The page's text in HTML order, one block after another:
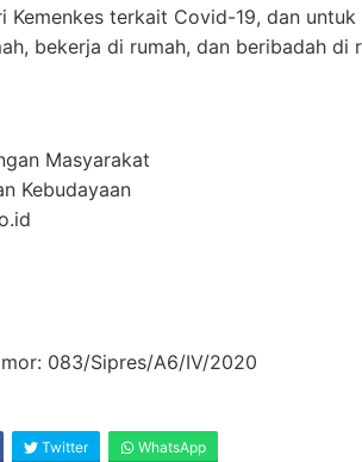
Kemenkes terkait Covid-19, dan
bekerja di rumah, dan beribadah di
Masyarakat
Kebudayaan
083/Sipres/A6/IV/2020
Twitter WhatsApp